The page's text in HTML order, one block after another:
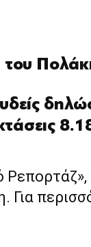
του
Για